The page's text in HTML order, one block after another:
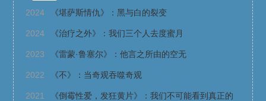
2024 《堪萨斯情仇》：黑与白的裂变
2024 《治疗之外》：我们三个人去度蜜月
2023 《雷蒙·鲁塞尔》：他言之所由的空无
2022 《不》：当奇观吞噬奇观
2021 《倒霉性爱，发狂黄片》：我们不可能看到真正的